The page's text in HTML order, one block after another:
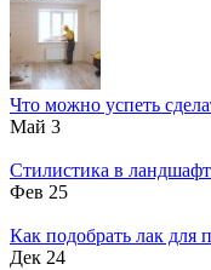
Что можно успеть
Май 3
Стилистика в
Фев 25
Как подобрать лак для
Дек 24